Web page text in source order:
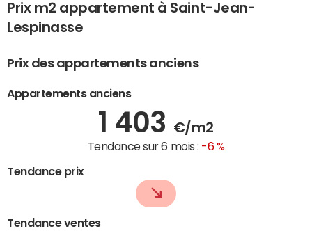
Prix m2 appartement à Saint-Jean-
Lespinasse
Prix des appartements anciens
Appartements anciens
1 403 €/m2
Tendance sur 6 mois : -6 %
Tendance prix
Tendance ventes